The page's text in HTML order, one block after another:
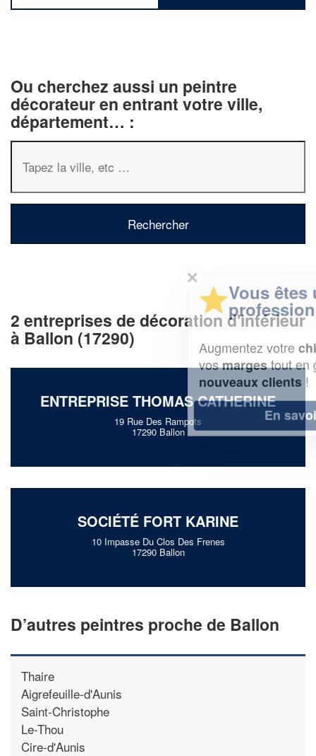
Ou cherchez aussi un peintre
décorateur en entrant votre ville,
département… :
2 entreprises de décoration d'intérieur
à Ballon (17290)
ENTREPRISE THOMAS CATHERINE
19 Rue Des Rampots
17290 Ballon
SOCIÉTÉ FORT KARINE
10 Impasse Du Clos Des Frenes
17290 Ballon
D’autres peintres proche de Ballon
Thaire
Aigrefeuille-d'Aunis
Saint-Christophe
Le-Thou
Cire-d'Aunis
Vous êtes un
professionnel ?
Augmentez votre chiffre d'affaireset
vosmargestout en gagnant de
En savoir plus